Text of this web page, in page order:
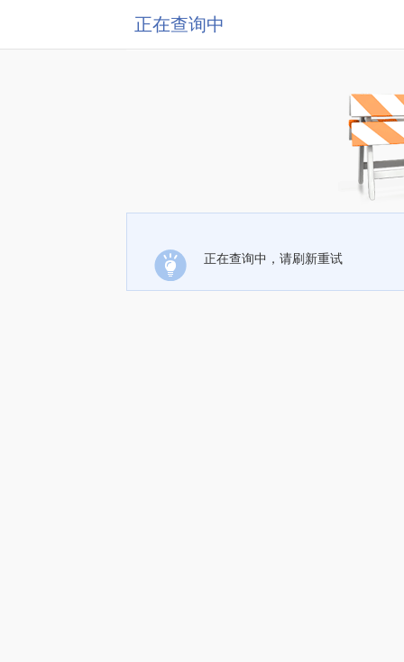
正在查询中
正在查询中，请刷新重试